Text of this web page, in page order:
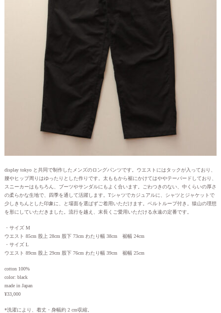
display tokyo と共同で制作したメンズのロングパンツです。ウエストにはタックが入っており、
腰やヒップ周りはゆったりとした作りです。太ももから裾にかけてはややテーパードしており、
スニーカーはもちろん、ブーツやサンダルにもよく合います。ごわつきのない、中くらいの厚さ
の柔らかな生地で、四季を通して活躍します。Tシャツでカジュアルに、シャツとジャケットで
少しきちんとした印象に、と場面を選ばずご着用いただけます。ベルトループ付き。猿山の理想
を形にしていただきました。流行を越え、末長くご愛用いただける永遠の定番です。
・サイズ M
ウエスト 85cm 股上 28cm 股下 73cm わたり幅 38cm 裾幅 24cm
・サイズ L
ウエスト 89cm 股上 29cm 股下 76cm わたり幅 39cm 裾幅 25cm
cotton 100%
color: black
made in Japan
¥33,000
*洗濯により、着丈・身幅約 2 cm収縮。